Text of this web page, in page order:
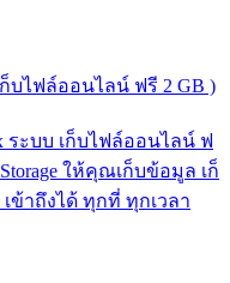
ก็บไฟล์ออนไลน์ ฟรี 2 GB )
ระบบ เก็บไฟล์ออนไลน์ ฟ
ให้คุณเก็บข้อมูล เก็
ข้าถึงได้ ทุกที่ ทุกเวลา